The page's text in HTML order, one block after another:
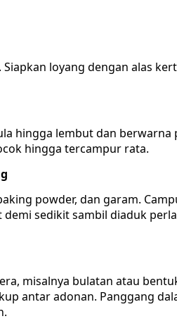
loyang dengan alas
hingga lembut dan berwarna
hingga tercampur rata.
powder, dan garam.
sedikit sambil diaduk
misalnya bulatan atau
antar adonan. Panggang